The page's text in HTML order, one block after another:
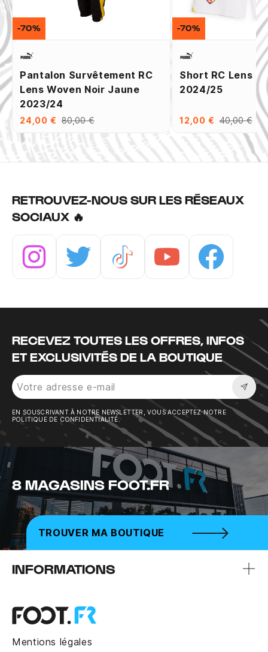
Pantalon Survêtement RC
Lens Woven Noir Jaune
2023/24
24,00 € 80,00 €
-70%
Short RC Lens
2024/25
12,00 € 40,00 €
-70%
RETROUVEZ-NOUS SUR LES RÉSEAUX
SOCIAUX 🔥
RECEVEZ TOUTES LES OFFRES, INFOS
ET EXCLUSIVITÉS DE LA BOUTIQUE
EN SOUSCRIVANT À NOTRE NEWSLETTER, VOUS ACCEPTEZ NOTRE
POLITIQUE DE CONFIDENTIALITÉ.
8 MAGASINS FOOT.FR
TROUVER MA BOUTIQUE
INFORMATIONS
Mentions légales